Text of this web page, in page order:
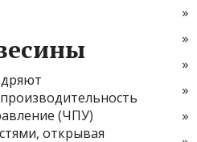
(ЧПУ)
открывая